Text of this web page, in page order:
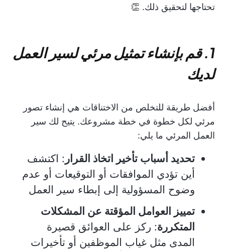
تحتاجها لتحقيق ذلك. 👏
1. قم بإنشاء تمثيل مرئي لسير العمل
لديك
أفضل طريقة للتخلص من الاختناقات هي إنشاء تصور
مرئي لكل خطوة في خطة مشروعك. يتيح لك سير
العمل المرئي ما يلي:
تحديد أسباب تأخير اتخاذ القرار : اكتشف
أين تؤدي الموافقات أو التوقيعات أو عدم
وضوح المسؤولية إلى إبطاء سير العمل
تمييز العوامل المؤقتة عن المشكلات
المتكررة: ركز على العوائق قصيرة
المدى مثل غياب الموظفين أو تأخيرات